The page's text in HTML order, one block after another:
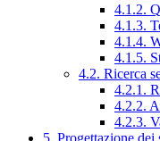
4.1.2.
4.1.3.
4.1.4.
4.1.5.
4.2. Ricerca
4.2.1.
4.2.2.
4.2.3.
5. Progettazione dei